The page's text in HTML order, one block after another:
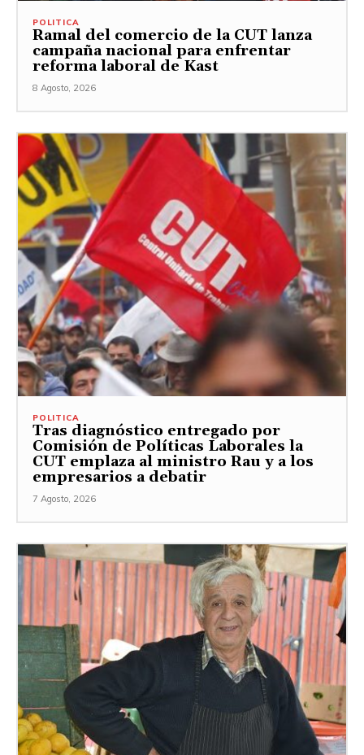
POLITICA
Ramal del comercio de la CUT lanza
campaña nacional para enfrentar
reforma laboral de Kast
8 Agosto, 2026
POLITICA
Tras diagnóstico entregado por
Comisión de Políticas Laborales la
CUT emplaza al ministro Rau y a los
empresarios a debatir
7 Agosto, 2026